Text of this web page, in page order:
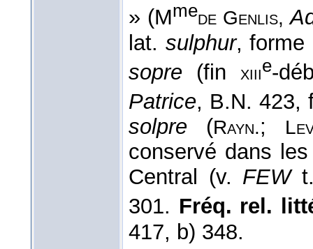
» (Mmede Genlis,
lat. sulphur,
sopre (fin xiiie-
Patrice, B.N.
solpre (Rayn.;
conservé dans
Central (v. FEWt.
301. Fréq. rel.
417, b) 348.